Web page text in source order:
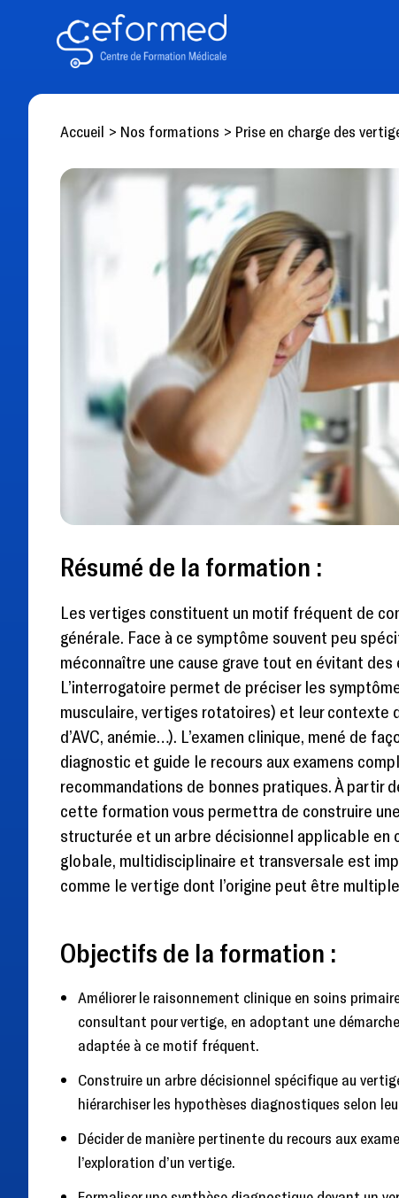
Accueil > Nos formations > Prise en charge des
Résumé de la formation :
Les vertiges constituent un motif fréquent de
générale. Face à ce symptôme souvent peu
méconnaître une cause grave tout en évitant
L’interrogatoire permet de préciser les
musculaire, vertiges rotatoires) et leur contexte
d’AVC, anémie…). L’examen clinique, mené de
diagnostic et guide le recours aux examens
recommandations de bonnes pratiques. À partir
cette formation vous permettra de construire
structurée et un arbre décisionnel applicable en
globale, multidisciplinaire et transversale est
comme le vertige dont l’origine peut être
Objectifs de la formation :
Améliorer le raisonnement clinique en soins
consultant pour vertige, en adoptant une
adaptée à ce motif fréquent.
Construire un arbre décisionnel spécifique au
hiérarchiser les hypothèses diagnostiques selon
Décider de manière pertinente du recours aux
l’exploration d’un vertige.